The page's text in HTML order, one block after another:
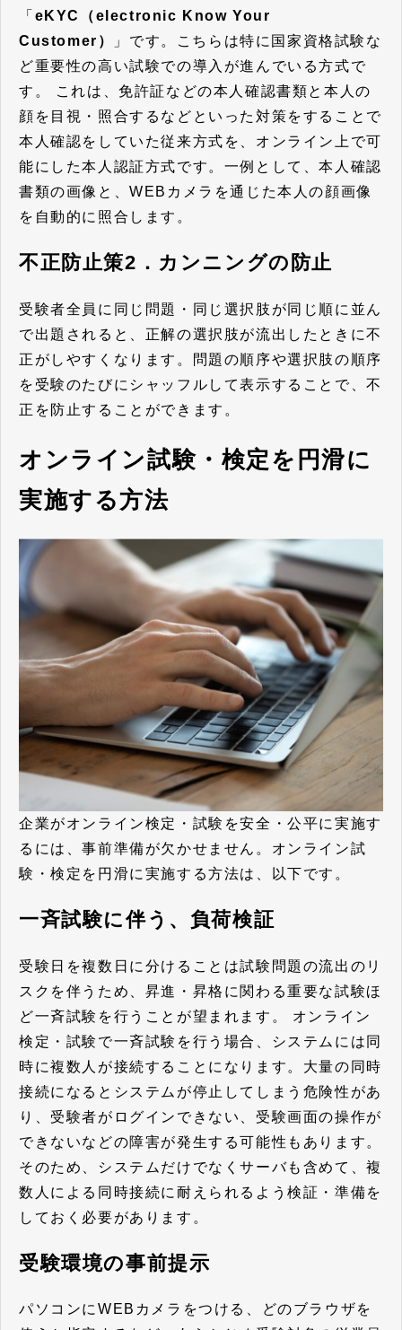
「 eKYC（electronic Know Your
Customer）
」です。こちらは特に国家資格試験な
ど重要性の高い試験での導入が進んでいる方式で
す。 これは、免許証などの本人確認書類と本人の
顔を目視・照合するなどといった対策をすることで
本人確認をしていた従来方式を、オンライン上で可
能にした本人認証方式です。一例として、本人確認
書類の画像と、WEBカメラを通じた本人の顔画像
を自動的に照合します。
不正防止策2．カンニングの防止
受験者全員に同じ問題・同じ選択肢が同じ順に並ん
で出題されると、正解の選択肢が流出したときに不
正がしやすくなります。
問題の順序や選択肢の順序
を受験のたびにシャッフルして表示することで、不
正を防止することができます。
オンライン試験・検定を円滑に
実施する方法
企業がオンライン検定・試験を安全・公平に実施す
るには、事前準備が欠かせません。オンライン試
験・検定を円滑に実施する方法は、以下です。
一斉試験に伴う、負荷検証
受験日を複数日に分けることは試験問題の流出のリ
スクを伴うため、昇進・昇格に関わる重要な試験ほ
ど一斉試験を行うことが望まれます。 オンライン
検定・試験で一斉試験を行う場合、システムには同
時に複数人が接続することになります。大量の同時
接続になるとシステムが停止してしまう危険性があ
り、受験者がログインできない、受験画面の操作が
できないなどの障害が発生する可能性もあります。
そのため、
システムだけでなくサーバも含めて、複
数人による同時接続に耐えられるよう検証・準備を
しておく必要があります。
受験環境の事前提示
パソコンにWEBカメラをつける、どのブラウザを